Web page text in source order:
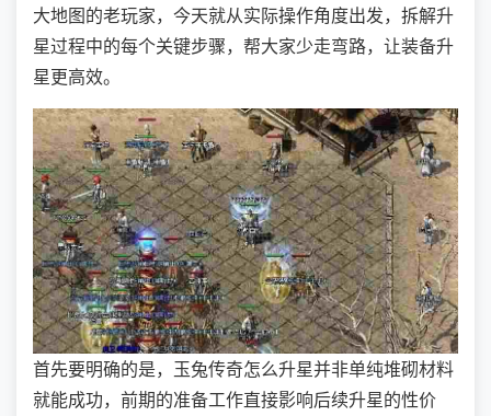
大地图的老玩家，今天就从实际操作角度出发，拆解升
星过程中的每个关键步骤，帮大家少走弯路，让装备升
星更高效。
首先要明确的是，玉兔传奇怎么升星并非单纯堆砌材料
就能成功，前期的准备工作直接影响后续升星的性价